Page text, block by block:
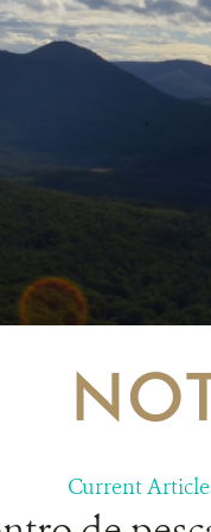
Current